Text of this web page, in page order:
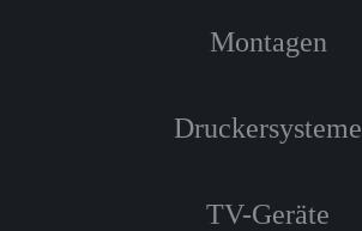
Montagen
Druckersysteme
TV-Geräte